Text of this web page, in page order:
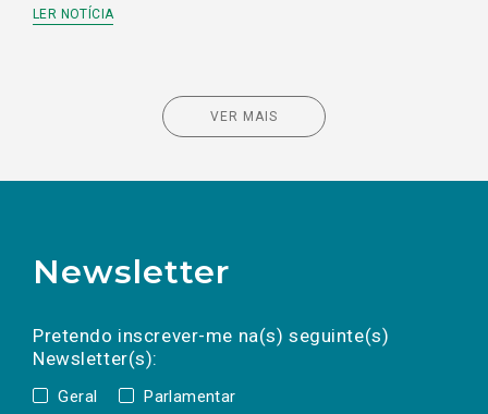
LER NOTÍCIA
VER MAIS
Newsletter
Pretendo inscrever-me na(s) seguinte(s)
Newsletter(s):
Geral Parlamentar
a(s) newsletter(s).
mail